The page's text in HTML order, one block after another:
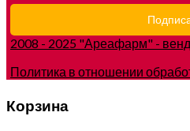
2008 - 2025 "Ареафарм" -
Политика в отношении
Корзина